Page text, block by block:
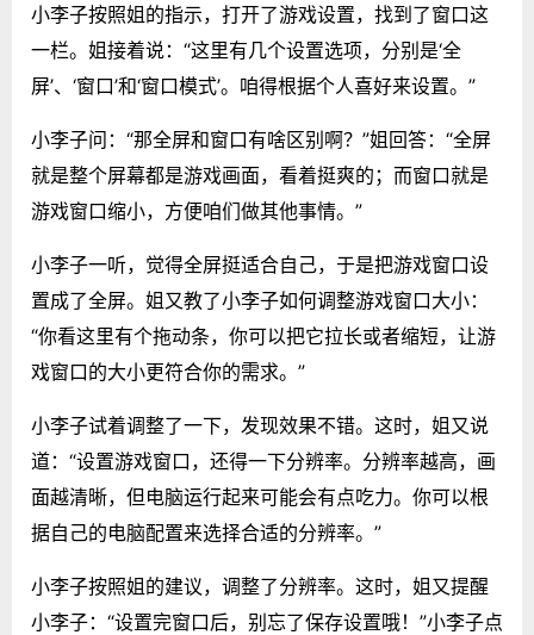
小李子按照姐的指示，打开了游戏设置，找到了窗口这
一栏。姐接着说：“这里有几个设置选项，分别是‘全
屏’、‘窗口’和‘窗口模式’。咱得根据个人喜好来设置。”
小李子问：“那全屏和窗口有啥区别啊？”姐回答：“全屏
就是整个屏幕都是游戏画面，看着挺爽的；而窗口就是
游戏窗口缩小，方便咱们做其他事情。”
小李子一听，觉得全屏挺适合自己，于是把游戏窗口设
置成了全屏。姐又教了小李子如何调整游戏窗口大小：
“你看这里有个拖动条，你可以把它拉长或者缩短，让游
戏窗口的大小更符合你的需求。”
小李子试着调整了一下，发现效果不错。这时，姐又说
道：“设置游戏窗口，还得一下分辨率。分辨率越高，画
面越清晰，但电脑运行起来可能会有点吃力。你可以根
据自己的电脑配置来选择合适的分辨率。”
小李子按照姐的建议，调整了分辨率。这时，姐又提醒
小李子：“设置完窗口后，别忘了保存设置哦！”小李子点